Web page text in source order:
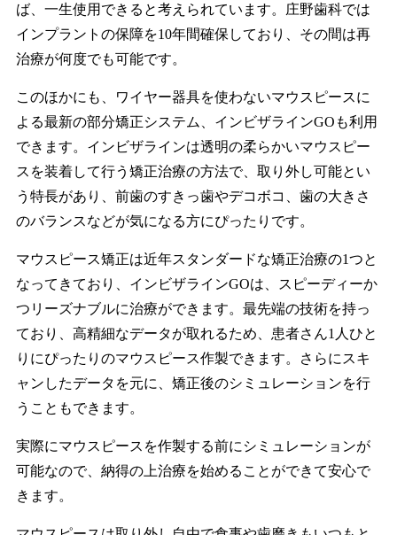
ば、一生使用できると考えられています。庄野歯科では
インプラントの保障を10年間確保しており、その間は再
治療が何度でも可能です。
このほかにも、ワイヤー器具を使わないマウスピースに
よる最新の部分矯正システム、インビザラインGOも利用
できます。インビザラインは透明の柔らかいマウスピー
スを装着して行う矯正治療の方法で、取り外し可能とい
う特長があり、前歯のすきっ歯やデコボコ、歯の大きさ
のバランスなどが気になる方にぴったりです。
マウスピース矯正は近年スタンダードな矯正治療の1つと
なってきており、インビザラインGOは、スピーディーか
つリーズナブルに治療ができます。最先端の技術を持っ
ており、高精細なデータが取れるため、患者さん1人ひと
りにぴったりのマウスピース作製できます。さらにスキ
ャンしたデータを元に、矯正後のシミュレーションを行
うこともできます。
実際にマウスピースを作製する前にシミュレーションが
可能なので、納得の上治療を始めることができて安心で
きます。